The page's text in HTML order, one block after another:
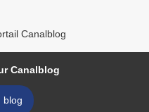
Canalblog
Canalblog
blog